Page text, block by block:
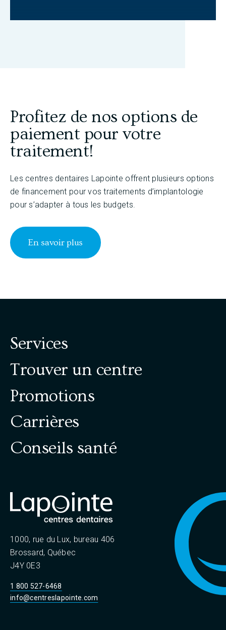
Profitez de nos options de
paiement pour votre
traitement!
Les centres dentaires Lapointe offrent plusieurs options
de financement pour vos traitements d’implantologie
pour s’adapter à tous les budgets.
En savoir plus
Services
Trouver un centre
Promotions
Carrières
Conseils santé
1000, rue du Lux, bureau 406
Brossard, Québec
J4Y 0E3
1 800 527-6468
info@centreslapointe.com